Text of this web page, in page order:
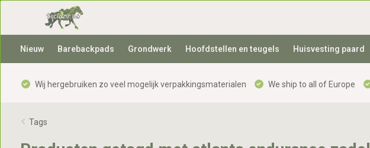
Nieuw Barebackpads Grondwerk Hoofdstellen en teugels Huisvesting paard
Wij hergebruiken zo veel mogelijk verpakkingsmaterialen We ship to all of Europe
Tags